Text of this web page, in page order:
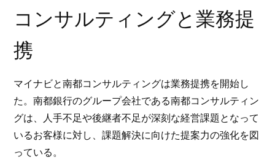
コンサルティングと業務提
携
マイナビと南都コンサルティングは業務提携を開始し
た。南都銀行のグループ会社である南都コンサルティン
グは、人手不足や後継者不足が深刻な経営課題となって
いるお客様に対し、課題解決に向けた提案力の強化を図
っている。